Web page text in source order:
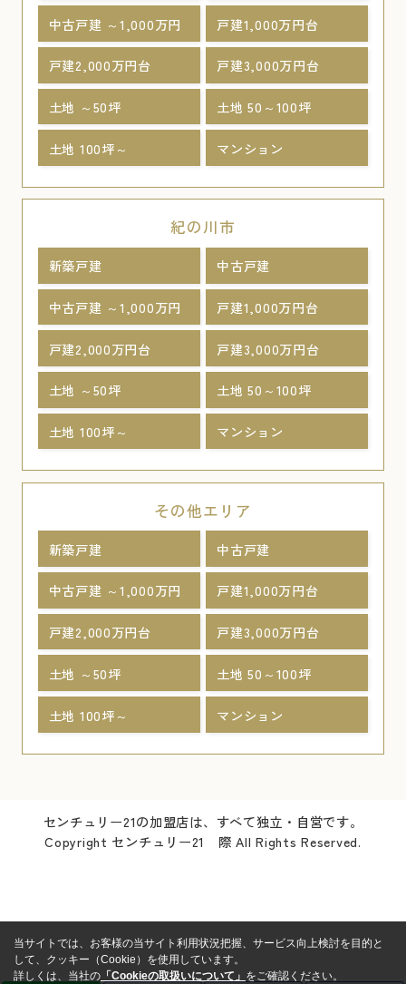
中古戸建 ～1,000万円 戸建1,000万円台
戸建2,000万円台 戸建3,000万円台
土地 ～50坪 土地 50～100坪
土地 100坪～ マンション
紀の川市
新築戸建 中古戸建
中古戸建 ～1,000万円 戸建1,000万円台
戸建2,000万円台 戸建3,000万円台
土地 ～50坪 土地 50～100坪
土地 100坪～ マンション
その他エリア
新築戸建 中古戸建
中古戸建 ～1,000万円 戸建1,000万円台
戸建2,000万円台 戸建3,000万円台
土地 ～50坪 土地 50～100坪
土地 100坪～ マンション
センチュリー21の加盟店は、すべて独立・自営です。
Copyright センチュリー21 際 All Rights Reserved.
当サイトでは、お客様の当サイト利用状況把握、サービス向上検討を目的と
して、クッキー（Cookie）を使用しています。
詳しくは、当社の 「Cookieの取扱いについて」 をご確認ください。